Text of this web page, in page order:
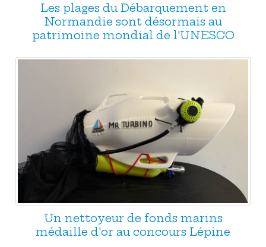
Les plages du Débarquement en
Normandie sont désormais au
patrimoine mondial de l'UNESCO
Un nettoyeur de fonds marins
médaille d'or au concours Lépine